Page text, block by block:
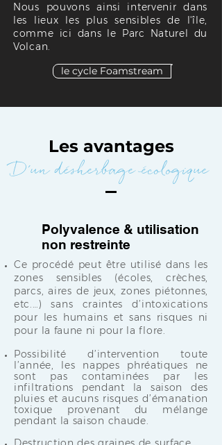
Nous pouvons ainsi intervenir dans
les lieux les plus sensibles de l'île,
comme ici dans le Parc Naturel du
Volcan.
le cycle Foamstream
Les avantages
D'un désherbage écologique
Ce procédé peut être utilisé dans les
zones sensibles (écoles, crèches,
parcs, aires de jeux, zones piétonnes,
etc.…) sans craintes d’intoxications
pour les humains et sans risques ni
pour la faune ni pour la flore.
Possibilité d’intervention toute
l’année, les nappes phréatiques ne
sont pas contaminées par les
infiltrations pendant la saison des
pluies et aucuns risques d’émanation
toxique provenant du mélange
pendant la saison chaude.
Polyvalence & utilisation
non restreinte